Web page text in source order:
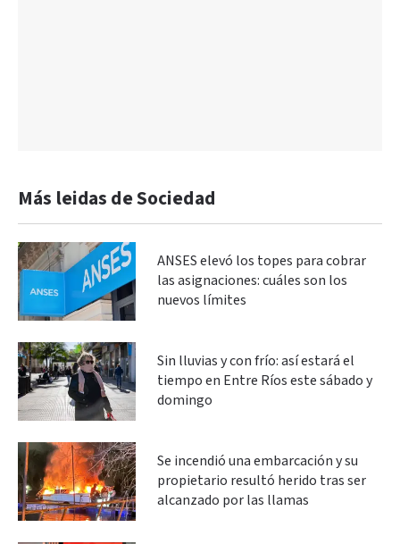
Más leidas de Sociedad
ANSES elevó los topes para cobrar
las asignaciones: cuáles son los
nuevos límites
Sin lluvias y con frío: así estará el
tiempo en Entre Ríos este sábado y
domingo
Se incendió una embarcación y su
propietario resultó herido tras ser
alcanzado por las llamas